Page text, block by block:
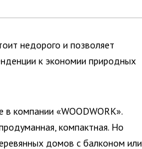
недорого и позволяет
к экономии природных
компании «WOODWORK».
компактная. Но
домов с балконом или